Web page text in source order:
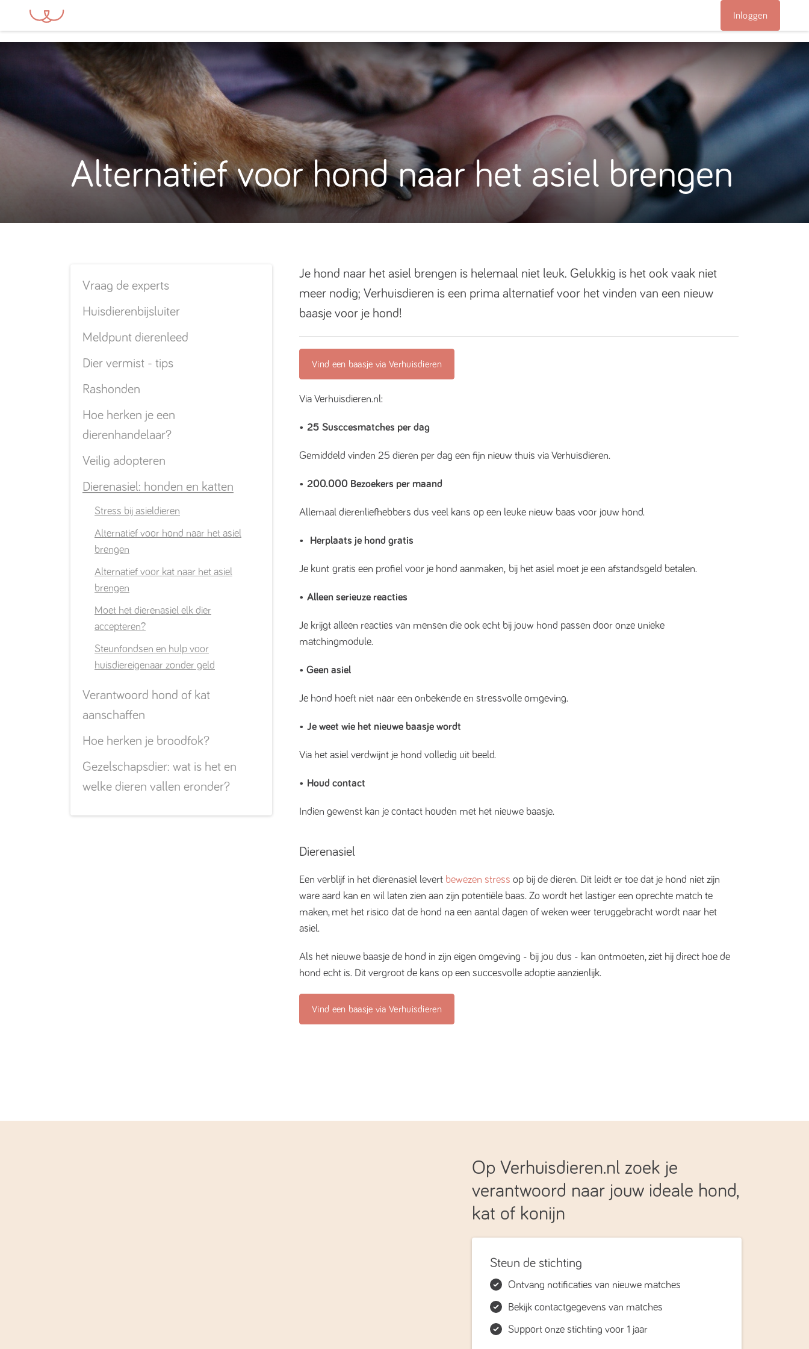
Inloggen
Alternatief voor hond naar het asiel brengen
Je hond naar het asiel brengen is helemaal niet leuk. Gelukkig is het ook vaak niet
meer nodig; Verhuisdieren is een prima alternatief voor het vinden van een nieuw
baasje voor je hond!
Vind een baasje via Verhuisdieren
Via Verhuisdieren.nl:
• 25 Susccesmatches per dag
Gemiddeld vinden 25 dieren per dag een fijn nieuw thuis via Verhuisdieren.
• 200.000 Bezoekers per maand
Allemaal dierenliefhebbers dus veel kans op een leuke nieuw baas voor jouw hond.
• Herplaats je hond gratis
Je kunt gratis een profiel voor je hond aanmaken, bij het asiel moet je een afstandsgeld betalen.
• Alleen serieuze reacties
Je krijgt alleen reacties van mensen die ook echt bij jouw hond passen door onze unieke
matchingmodule.
• Geen asiel
Je hond hoeft niet naar een onbekende en stressvolle omgeving.
• Je weet wie het nieuwe baasje wordt
Via het asiel verdwijnt je hond volledig uit beeld.
• Houd contact
Indien gewenst kan je contact houden met het nieuwe baasje.
Dierenasiel
Een verblijf in het dierenasiel levert bewezen stress op bij de dieren. Dit leidt er toe dat je hond niet zijn
ware aard kan en wil laten zien aan zijn potentiële baas. Zo wordt het lastiger een oprechte match te
maken, met het risico dat de hond na een aantal dagen of weken weer teruggebracht wordt naar het
asiel.
Als het nieuwe baasje de hond in zijn eigen omgeving - bij jou dus - kan ontmoeten, ziet hij direct hoe de
hond echt is. Dit vergroot de kans op een succesvolle adoptie aanzienlijk.
Vind een baasje via Verhuisdieren
Vraag de experts
Huisdierenbijsluiter
Meldpunt dierenleed
Dier vermist - tips
Rashonden
Hoe herken je een
dierenhandelaar?
Veilig adopteren
Dierenasiel: honden en katten
Stress bij asieldieren
Alternatief voor hond naar het asiel
brengen
Alternatief voor kat naar het asiel
brengen
Moet het dierenasiel elk dier
accepteren?
Steunfondsen en hulp voor
huisdiereigenaar zonder geld
Verantwoord hond of kat
aanschaffen
Hoe herken je broodfok?
Gezelschapsdier: wat is het en
welke dieren vallen eronder?
Op Verhuisdieren.nl zoek je
verantwoord naar jouw ideale hond,
kat of konijn
Steun de stichting
Ontvang notificaties van nieuwe matches
Bekijk contactgegevens van matches
Support onze stichting voor 1 jaar